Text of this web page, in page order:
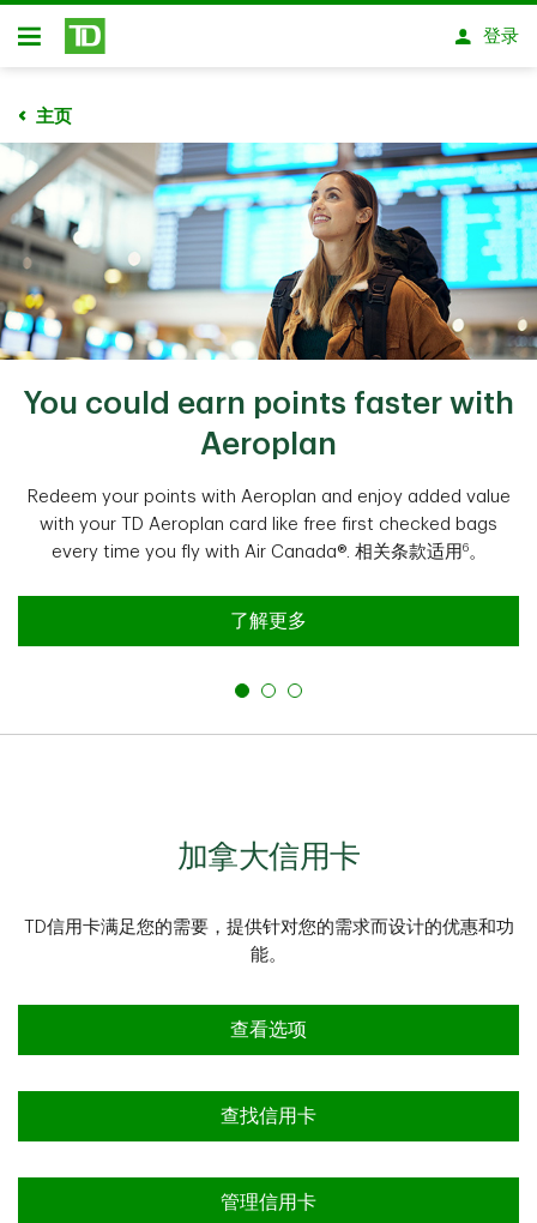
跳转到主要内容
开放式房屋贷款
登录
主页
You could earn points faster with
Aeroplan
Redeem your points with Aeroplan and enjoy added value
with your TD Aeroplan card like free first checked bags
every time you fly with Air Canada®. 相关条款适用 6。
了解更多
加拿大信用卡
TD信用卡满足您的需要，提供针对您的需求而设计的优惠和功
能。
查看选项
查找信用卡
管理信用卡